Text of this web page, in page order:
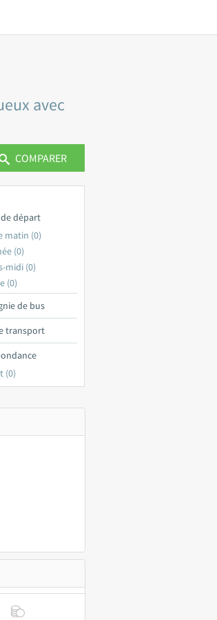
avec
COMPARER
départ
matin (0)
(0)
midi (0)
(0)
de bus
transport
(0)